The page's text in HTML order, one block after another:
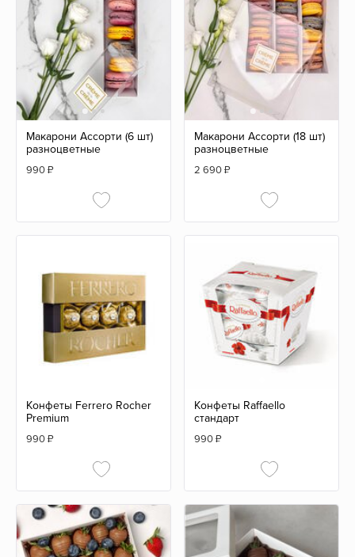
Макарони Ассорти (6 шт)
разноцветные
990₽
Макарони Ассорти (18 шт)
разноцветные
2 690₽
Конфеты Ferrero Rocher
Premium
990₽
Конфеты Raffaello
стандарт
990₽